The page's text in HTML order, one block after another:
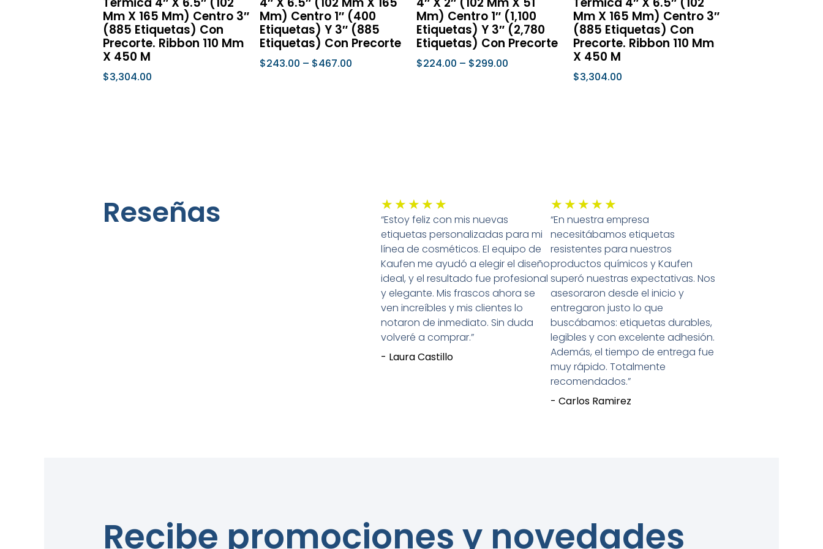
Mm X 165 Mm) Centro 3″
(885 Etiquetas) Con
Precorte. Ribbon 110 Mm
X 450 M
$3,304.00
página
de
producto
Mm) Centro 1″ (400
Etiquetas) Y 3″ (885
Etiquetas) Con Precorte
$243.00 – $467.00
página
de
producto
Mm) Centro 1″ (1,100
Etiquetas) Y 3″ (2,780
Etiquetas) Con Precorte
$224.00 – $299.00
página
de
producto
Mm X 165 Mm) Centro 3″
(885 Etiquetas) Con
Precorte. Ribbon 110 Mm
X 450 M
$3,304.00
página
de
producto
Reseñas ★ ★ ★ ★ ★
con
5
de
5
“Estoy feliz con mis nuevas
etiquetas personalizadas para mi
línea de cosméticos. El equipo de
Kaufen me ayudó a elegir el diseño
ideal, y el resultado fue profesional
y elegante. Mis frascos ahora se
ven increíbles y mis clientes lo
notaron de inmediato. Sin duda
volveré a comprar.”
- Laura Castillo
★ ★ ★ ★ ★
con
5
de
5
“En nuestra empresa
necesitábamos etiquetas
resistentes para nuestros
productos químicos y Kaufen
superó nuestras expectativas. Nos
asesoraron desde el inicio y
entregaron justo lo que
buscábamos: etiquetas durables,
legibles y con excelente adhesión.
Además, el tiempo de entrega fue
muy rápido. Totalmente
recomendados.”
- Carlos Ramirez
Recibe promociones y novedades